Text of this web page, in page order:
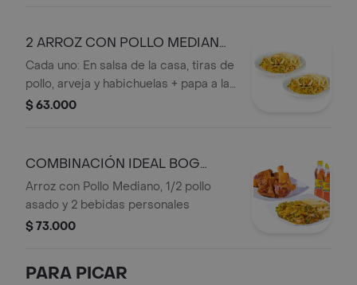
2 ARROZ CON POLLO MEDIANO
OFERTA
Cada uno: En salsa de la casa, tiras de
pollo, arveja y habichuelas + papa a la
francesa.
$ 63.000
COMBINACIÓN IDEAL BOG
OFERTA
Arroz con Pollo Mediano, 1/2 pollo
asado y 2 bebidas personales
$ 73.000
PARA PICAR